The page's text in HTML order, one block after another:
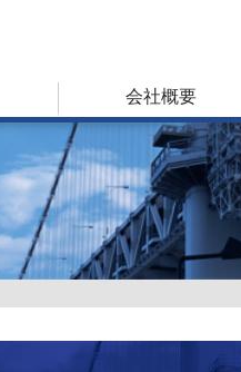
会社概要